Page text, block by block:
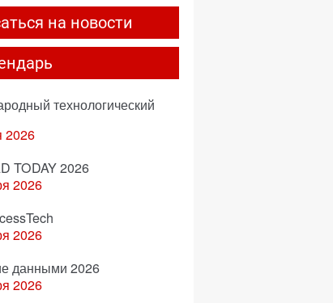
на новости
технологический
2026
TODAY 2026
2026
2026
данными 2026
2026